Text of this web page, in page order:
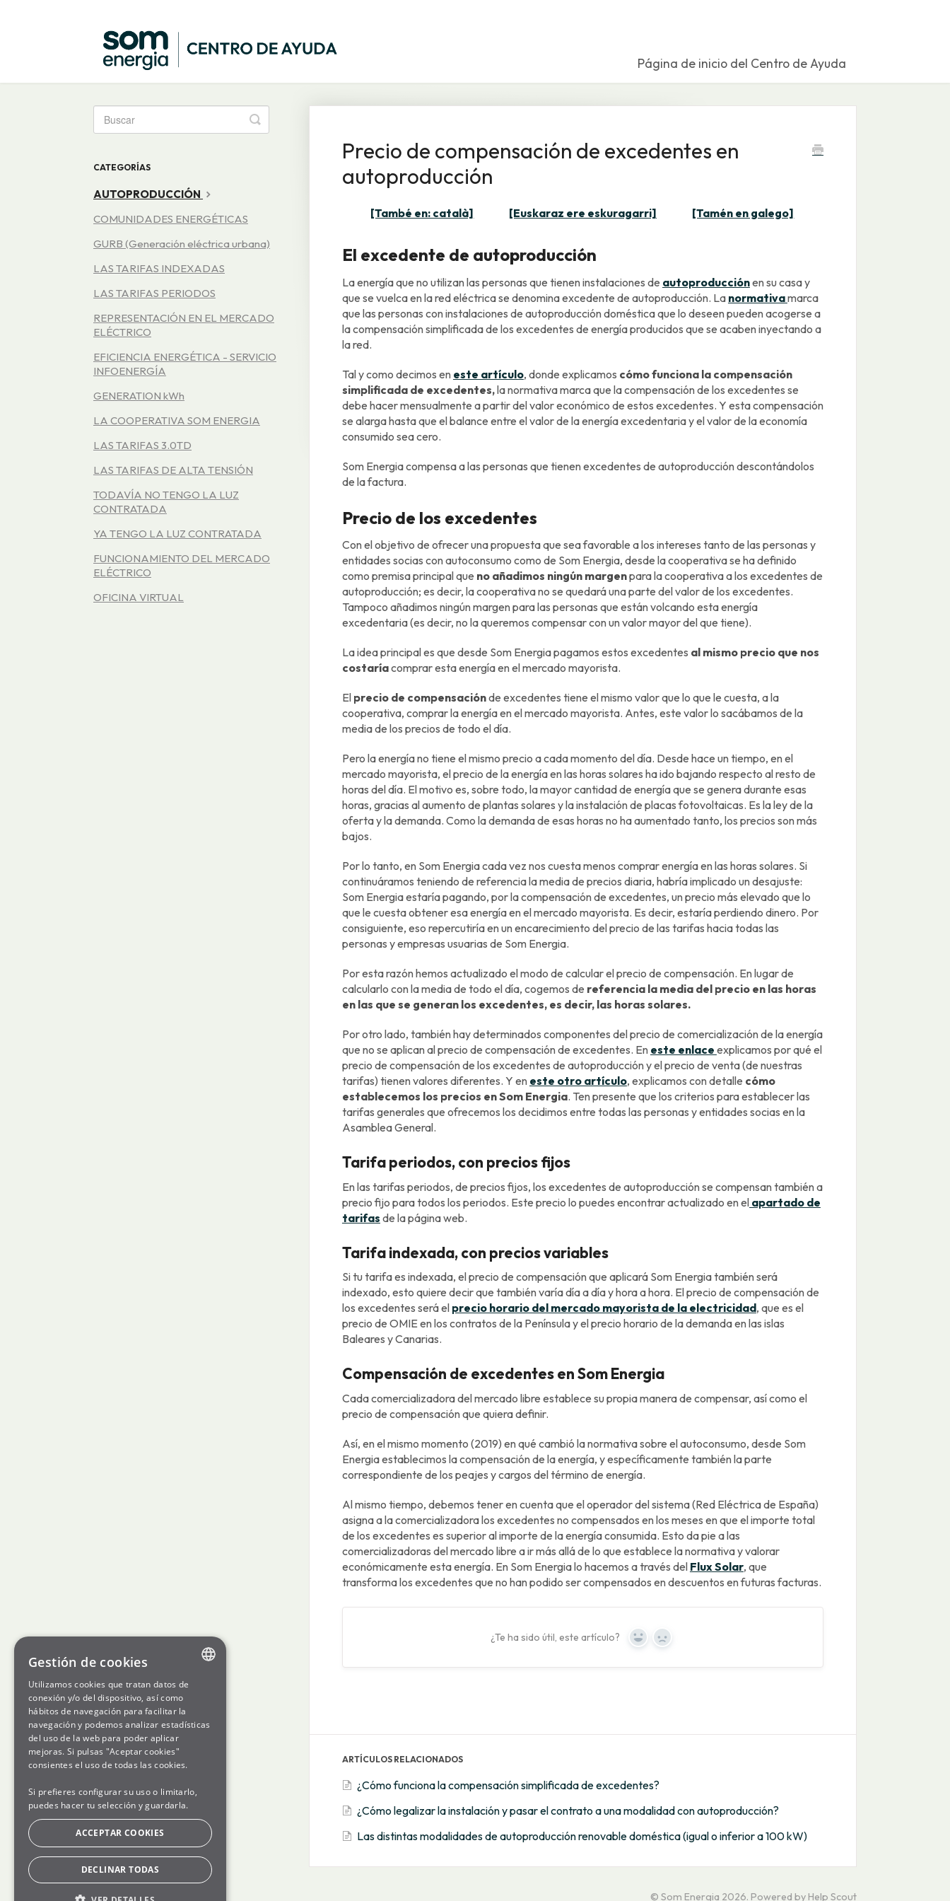
Página de inicio del Centro de Ayuda
Precio de compensación de excedentes en
autoproducción
[També en: català] [Euskaraz ere eskuragarri] [Tamén en galego]
El excedente de autoproducción
La energía que no utilizan las personas que tienen instalaciones de autoproducciónen su casa y
que se vuelca en la red eléctrica se denomina excedente de autoproducción. La normativamarca
que las personas con instalaciones de autoproducción doméstica que lo deseen pueden acogerse a
la compensación simplificada de los excedentes de energía producidos que se acaben inyectando a
la red.
Tal y como decimos en este artículo, donde explicamos cómo funciona la compensación
simplificada de excedentes,la normativa marca que la compensación de los excedentes se
debe hacer mensualmente a partir del valor económico de estos excedentes. Y esta compensación
se alarga hasta que el balance entre el valor de la energía excedentaria y el valor de la economía
consumido sea cero.
Som Energia compensa a las personas que tienen excedentes de autoproducción descontándolos
de la factura.
Precio de los excedentes
Con el objetivo de ofrecer una propuesta que sea favorable a los intereses tanto de las personas y
entidades socias con autoconsumo como de Som Energia, desde la cooperativa se ha definido
como premisa principal que no añadimos ningún margenpara la cooperativa a los excedentes de
autoproducción; es decir, la cooperativa no se quedará una parte del valor de los excedentes.
Tampoco añadimos ningún margen para las personas que están volcando esta energía
excedentaria (es decir, no la queremos compensar con un valor mayor del que tiene).
La idea principal es que desde Som Energia pagamos estos excedentes al mismo precio que nos
costaríacomprar esta energía en el mercado mayorista.
El precio de compensaciónde excedentes tiene el mismo valor que lo que le cuesta, a la
cooperativa, comprar la energía en el mercado mayorista. Antes, este valor lo sacábamos de la
media de los precios de todo el día.
Pero la energía no tiene el mismo precio a cada momento del día. Desde hace un tiempo, en el
mercado mayorista, el precio de la energía en las horas solares ha ido bajando respecto al resto de
horas del día. El motivo es, sobre todo, la mayor cantidad de energía que se genera durante esas
horas, gracias al aumento de plantas solares y la instalación de placas fotovoltaicas. Es la ley de la
oferta y la demanda. Como la demanda de esas horas no ha aumentado tanto, los precios son más
bajos.
Por lo tanto, en Som Energia cada vez nos cuesta menos comprar energía en las horas solares. Si
continuáramos teniendo de referencia la media de precios diaria, habría implicado un desajuste:
Som Energia estaría pagando, por la compensación de excedentes, un precio más elevado que lo
que le cuesta obtener esa energía en el mercado mayorista. Es decir, estaría perdiendo dinero. Por
consiguiente, eso repercutiría en un encarecimiento del precio de las tarifas hacia todas las
personas y empresas usuarias de Som Energia.
Por esta razón hemos actualizado el modo de calcular el precio de compensación. En lugar de
calcularlo con la media de todo el día, cogemos de referencia la media del precio en las horas
en las que se generan los excedentes, es decir, las horas solares.
Por otro lado, también hay determinados componentes del precio de comercialización de la energía
que no se aplican al precio de compensación de excedentes. En este enlace explicamos por qué el
precio de compensación de los excedentes de autoproducción y el precio de venta (de nuestras
tarifas) tienen valores diferentes. Y en este otro artículo, explicamos con detalle cómo
establecemos los precios en Som Energia. Ten presente que los criterios para establecer las
tarifas generales que ofrecemos los decidimos entre todas las personas y entidades socias en la
Asamblea General.
Tarifa periodos, con precios fijos
En las tarifas periodos, de precios fijos, los excedentes de autoproducción se compensan también a
precio fijo para todos los periodos. Este precio lo puedes encontrar actualizado en elapartado de
tarifas de la página web.
Tarifa indexada, con precios variables
Si tu tarifa es indexada, el precio de compensación que aplicará Som Energia también será
indexado, esto quiere decir que también varía día a día y hora a hora. El precio de compensación de
los excedentes será el precio horario del mercado mayorista de la electricidad, que es el
precio de OMIE en los contratos de la Península y el precio horario de la demanda en las islas
Baleares y Canarias.
Compensación de excedentes en Som Energia
Cada comercializadora del mercado libre establece su propia manera de compensar, así como el
precio de compensación que quiera definir.
Así, en el mismo momento (2019) en qué cambió la normativa sobre el autoconsumo, desde Som
Energia establecimos la compensación de la energía, y específicamente también la parte
correspondiente de los peajes y cargos del término de energía.
Al mismo tiempo, debemos tener en cuenta que el operador del sistema (Red Eléctrica de España)
asigna a la comercializadora los excedentes no compensados en los meses en que el importe total
de los excedentes es superior al importe de la energía consumida. Esto da pie a las
comercializadoras del mercado libre a ir más allá de lo que establece la normativa y valorar
económicamente esta energía. En Som Energia lo hacemos a través del Flux Solar, que
transforma los excedentes que no han podido ser compensados en descuentos en futuras facturas.
¿Te ha sido útil, este artículo? Yes No
ARTÍCULOS RELACIONADOS
¿Cómo funciona la compensación simplificada de excedentes?
¿Cómo legalizar la instalación y pasar el contrato a una modalidad con autoproducción?
Las distintas modalidades de autoproducción renovable doméstica (igual o inferior a 100 kW)
Toggle
Search
CATEGORÍAS
AUTOPRODUCCIÓN
COMUNIDADES ENERGÉTICAS
GURB (Generación eléctrica urbana)
LAS TARIFAS INDEXADAS
LAS TARIFAS PERIODOS
REPRESENTACIÓN EN EL MERCADO
ELÉCTRICO
EFICIENCIA ENERGÉTICA - SERVICIO
INFOENERGÍA
GENERATION kWh
LA COOPERATIVA SOM ENERGIA
LAS TARIFAS 3.0TD
LAS TARIFAS DE ALTA TENSIÓN
TODAVÍA NO TENGO LA LUZ
CONTRATADA
YA TENGO LA LUZ CONTRATADA
FUNCIONAMIENTO DEL MERCADO
ELÉCTRICO
OFICINA VIRTUAL
© Som Energia 2026. Powered byHelp Scout
ENGLISH
SPANISH
GL
BASQUE
Gestión de cookies
Utilizamos cookies que tratan datos de
conexión y/o del dispositivo, así como
hábitos de navegación para facilitar la
navegación y podemos analizar estadísticas
del uso de la web para poder aplicar
mejoras. Si pulsas "Aceptar cookies"
consientes el uso de todas las cookies.
Si prefieres configurar su uso o limitarlo,
puedes hacer tu selección y guardarla.
ACCEPTAR COOKIES
DECLINAR TODAS